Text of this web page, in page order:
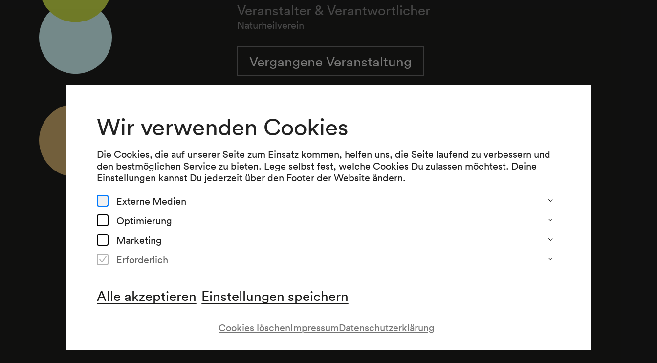
Wir verwenden Cookies
Die Cookies, die auf unserer Seite zum Einsatz kommen, helfen uns, die Seite laufend zu verbessern und
den bestmöglichen Service zu bieten. Lege selbst fest, welche Cookies Du zulassen möchtest. Deine
Einstellungen kannst Du jederzeit über den Footer der Website ändern.
Externe Medien
Optimierung
Marketing
Erforderlich
Alle akzeptieren Einstellungen speichern
Cookies löschenImpressumDatenschutzerklärung
Veranstalter & Verantwortlicher
Naturheilverein
Vergangene Veranstaltung
Anmerkung